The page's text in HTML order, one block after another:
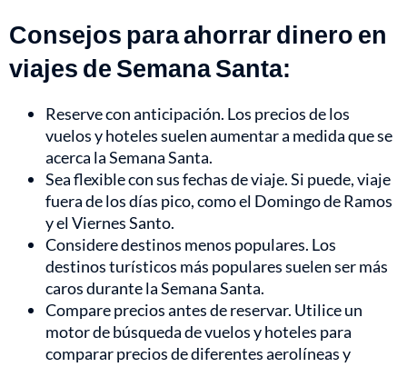
Consejos para ahorrar dinero en
viajes de Semana Santa:
Reserve con anticipación. Los precios de los
vuelos y hoteles suelen aumentar a medida que se
acerca la Semana Santa.
Sea flexible con sus fechas de viaje. Si puede, viaje
fuera de los días pico, como el Domingo de Ramos
y el Viernes Santo.
Considere destinos menos populares. Los
destinos turísticos más populares suelen ser más
caros durante la Semana Santa.
Compare precios antes de reservar. Utilice un
motor de búsqueda de vuelos y hoteles para
comparar precios de diferentes aerolíneas y